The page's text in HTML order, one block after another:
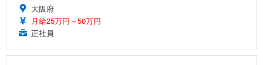
大阪府
月給25万円～50万円
正社員